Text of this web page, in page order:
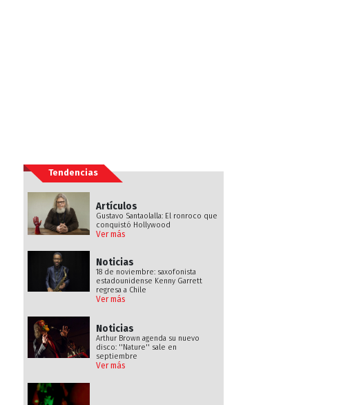
Tendencias
Artículos
Gustavo Santaolalla: El ronroco que
conquistó Hollywood
Ver más
Noticias
18 de noviembre: saxofonista
estadounidense Kenny Garrett
regresa a Chile
Ver más
Noticias
Arthur Brown agenda su nuevo
disco: ''Nature'' sale en
septiembre
Ver más